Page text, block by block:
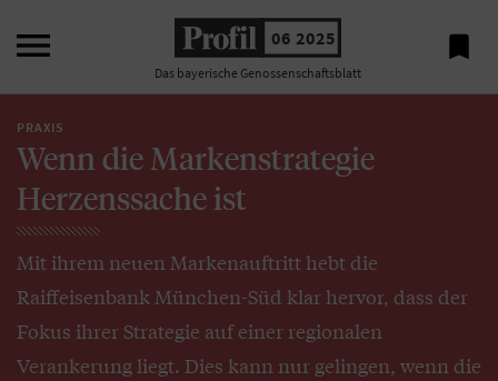
 06 2025
Das bayerische Genossenschaftsblatt

PRAXIS
Wenn die Markenstrategie
Herzenssache ist
Mit ihrem neuen Markenauftritt hebt die
Raiffeisenbank München-Süd klar hervor, dass der
Fokus ihrer Strategie auf einer regionalen
Verankerung liegt. Dies kann nur gelingen, wenn die